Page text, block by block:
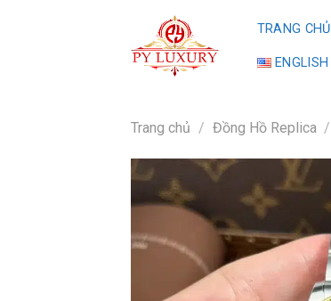
TRANG CHỦ
ENGLISH
Trang chủ / Đồng Hồ Replica /